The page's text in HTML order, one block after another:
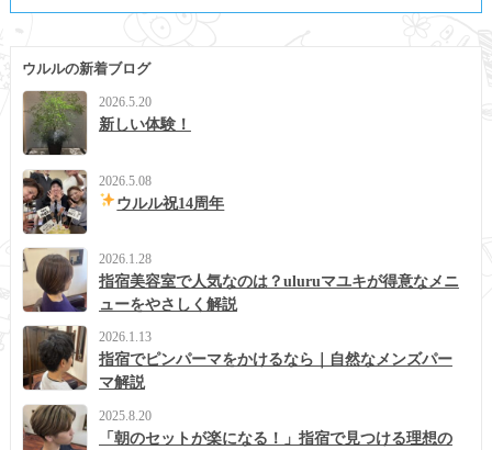
ウルルの新着ブログ
2026.5.20
新しい体験！
2026.5.08
ウルル祝14周年
2026.1.28
指宿美容室で人気なのは？uluruマユキが得意なメニ
ューをやさしく解説
2026.1.13
指宿でピンパーマをかけるなら｜自然なメンズパー
マ解説
2025.8.20
「朝のセットが楽になる！」指宿で見つける理想の